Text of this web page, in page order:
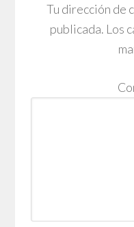
Tu dirección de
publicada. Los